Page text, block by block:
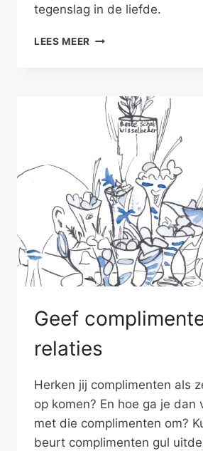
tegenslag in de liefde.
LEES MEER TEGENSLAG
Geef
relaties
Herken jij complimenten als
op komen? En hoe ga je dan
met die complimenten om?
beurt complimenten gul